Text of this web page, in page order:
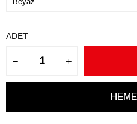
ADET